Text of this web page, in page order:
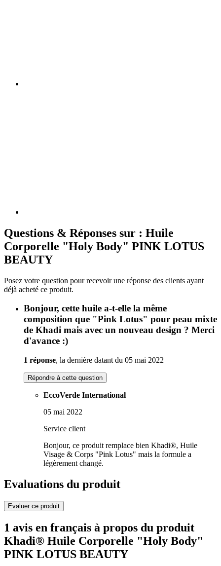
Questions & Réponses sur : Huile
Corporelle "Holy Body" PINK LOTUS
BEAUTY
Posez votre question pour recevoir une réponse des clients ayant
déjà acheté ce produit.
Bonjour, cette huile a-t-elle la même
composition que "Pink Lotus" pour peau mixte
de Khadi mais avec un nouveau design ? Merci
d'avance :)
1 réponse, la dernière datant du 05 mai 2022
Répondre à cette question
EccoVerde International
05 mai 2022
Service client
Bonjour, ce produit remplace bien Khadi®, Huile
Visage & Corps "Pink Lotus" mais la formule a
légèrement changé.
Evaluations du produit
Evaluer ce produit
1 avis en français à propos du produit
Khadi® Huile Corporelle "Holy Body"
PINK LOTUS BEAUTY